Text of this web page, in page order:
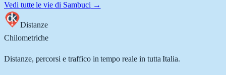
Vedi tutte le vie di Sambuci →
Distanze
Chilometriche
Distanze, percorsi e traffico in tempo reale in tutta Italia.